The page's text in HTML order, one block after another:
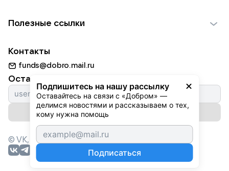
Подпишитесь на нашу рассылку
Оставайтесь на связи с «Добром» —
делимся новостями и рассказываем о тех,
кому нужна помощь
Подписаться
Использование материалов
Для НКО
Партнерам
Пожилым
Животным
Природе
Культуре
Фондам
Полезные ссылки
Добрый день
Истории
Автоплатежи
Контакты
funds@dobro.mail.ru
Оставайтесь с нами
Подписаться на рассылку
© VK, 2026г. Все права защищены.